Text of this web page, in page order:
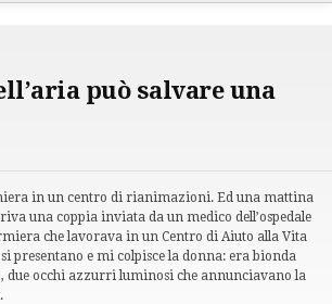
può salvare una
in un centro di rianimazioni. Ed una mattina
una coppia inviata da un medico dell’ospedale
che lavorava in un Centro di Aiuto alla Vita
presentano e mi colpisce la donna: era bionda
due occhi azzurri luminosi che annunciavano la